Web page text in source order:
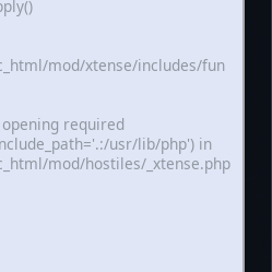
mod/xtense/includes/fun
required
usr/lib/php') in
mod/hostiles/_xtense.php